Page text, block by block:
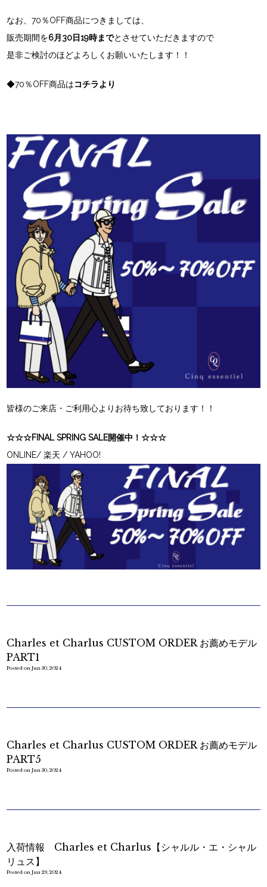
なお、70％OFF商品につきましては、
販売期間を6月30日19時までとさせていただきますので
是非ご検討のほどよろしくお願いいたします！！
◆70％OFF商品はコチラより
皆様のご来店・ご利用心よりお待ち致しております！！
☆☆☆FINAL SPRING SALE開催中！☆☆☆
ONLINE/ 楽天/ YAHOO!
Charles et Charlus CUSTOM ORDER お薦めモデル
PART1
Posted on Jun 30, 2024
Charles et Charlus CUSTOM ORDER お薦めモデル
PART5
Posted on Jun 30, 2024
入荷情報 Charles et Charlus【シャルル・エ・シャル
リュス】
Posted on Jun 29, 2024